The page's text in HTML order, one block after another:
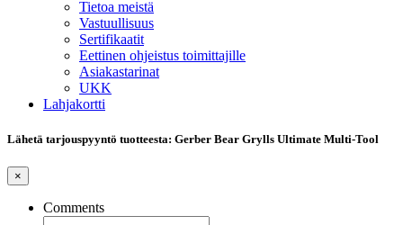
Tietoa meistä
Vastuullisuus
Sertifikaatit
Eettinen ohjeistus toimittajille
Asiakastarinat
UKK
Lahjakortti
Lähetä tarjouspyyntö tuotteesta: Gerber Bear Grylls Ultimate Multi-Tool
×
Comments